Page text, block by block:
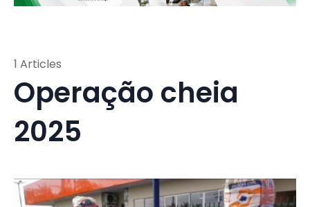
Operação cheia
2025
1 Articles